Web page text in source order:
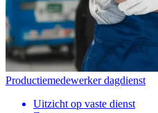
Productiemedewerker dagdienst
Uitzicht op vaste dienst